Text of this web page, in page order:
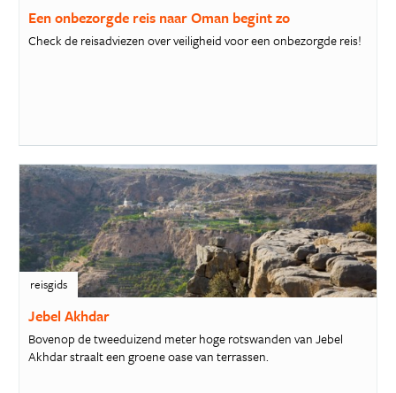
Een onbezorgde reis naar Oman begint zo
Check de reisadviezen over veiligheid voor een onbezorgde reis!
reisgids
Jebel Akhdar
Bovenop de tweeduizend meter hoge rotswanden van Jebel
Akhdar straalt een groene oase van terrassen.